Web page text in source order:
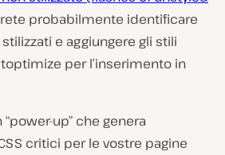
probabilmente identificare
e aggiungere gli stili
per l’inserimento in
up” che genera
critici per le vostre pagine